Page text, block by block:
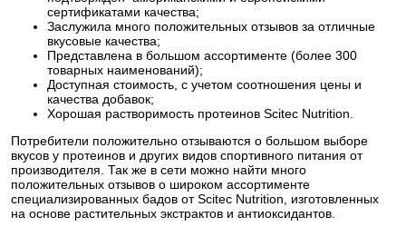
сертификатами качества;
Заслужила много положительных отзывов за отличные
вкусовые качества;
Представлена в большом ассортименте (более 300
товарных наименований);
Доступная стоимость, с учетом соотношения цены и
качества добавок;
Хорошая растворимость протеинов Scitec Nutrition.
Потребители положительно отзываются о большом выборе
вкусов у протеинов и других видов спортивного питания от
производителя. Так же в сети можно найти много
положительных отзывов о широком ассортименте
специализированных бадов от Scitec Nutrition, изготовленных
на основе растительных экстрактов и антиоксидантов.